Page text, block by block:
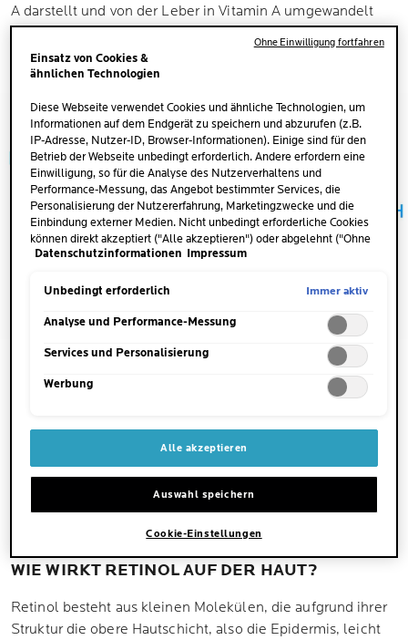
A darstellt und von der Leber in Vitamin A umgewandelt
roter Paprika, Tomaten, Spinat und Brokkoli enthalten.
DIE WIRKUNG VON RETINOL
auf der Haut ist hierbei besonders interessant und wurde in
zahlreichen Studien nachgewiesen. Retinol gilt damit als
weit erforschter Anti-Aging-Wirkstoff.
WIE WIRKT RETINOL AUF DER HAUT?
Retinol besteht aus kleinen Molekülen, die aufgrund ihrer
Struktur die obere Hautschicht, also die Epidermis, leicht
Einsatz von Cookies &
ähnlichen Technologien
Diese Webseite verwendet Cookies und ähnliche Technologien, um
Informationen auf dem Endgerät zu speichern und abzurufen (z.B.
IP-Adresse, Nutzer-ID, Browser-Informationen). Einige sind für den
Betrieb der Webseite unbedingt erforderlich. Andere erfordern eine
Einwilligung, so für die Analyse des Nutzerverhaltens und
Performance-Messung, das Angebot bestimmter Services, die
Personalisierung der Nutzererfahrung, Marketingzwecke und die
Einbindung externer Medien. Nicht unbedingt erforderliche Cookies
können direkt akzeptiert ("Alle akzeptieren") oder abgelehnt ("Ohne
Einwilligung fortfahren") werden. Individuelle Anpassungen der
speichern"). Die Auswahl kann jederzeit unter dem Link "Cookie-
unsere Datenschutzinformationen.
Datenschutzinformationen Impressum
Unbedingt erforderlich Immer aktiv
Analyse und Performance-Messung
Services und Personalisierung
Werbung
Alle akzeptieren
Auswahl speichern
Cookie-Einstellungen
Ohne Einwilligung fortfahren